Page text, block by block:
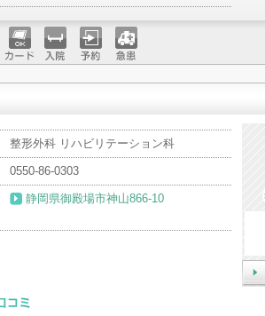
クレジ
ットカ
入院 予約 急患
整形外科 リハビリテーション科
0550-86-0303
静岡県御殿場市神山866-10